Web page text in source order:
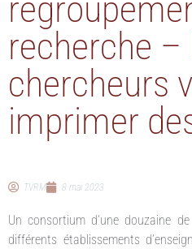
recherche –
chercheurs
imprimer
TVRM 8 mai 2023
Un consortium d’une douzaine
différents établissements